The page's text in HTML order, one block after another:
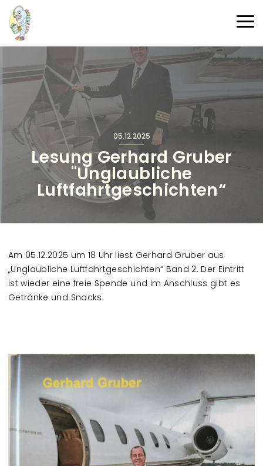
05.12.2025
Lesung Gerhard Gruber
"Unglaubliche
Luftfahrtgeschichten“
Am 05.12.2025 um 18 Uhr liest Gerhard Gruber aus
„Unglaubliche Luftfahrtgeschichten“ Band 2. Der Eintritt
ist wieder eine freie Spende und im Anschluss gibt es
Getränke und Snacks.